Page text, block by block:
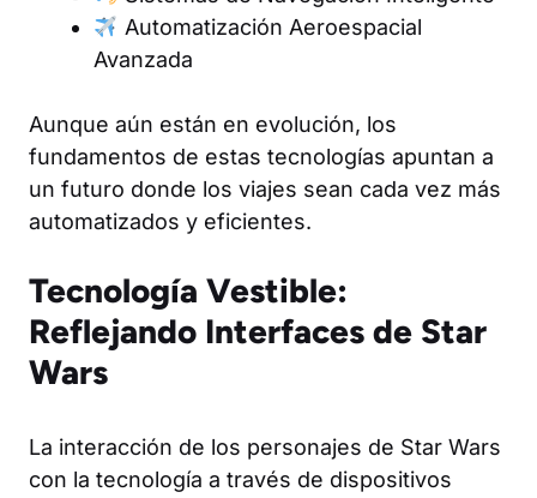
Automatización Aeroespacial
Avanzada
Aunque aún están en evolución, los
fundamentos de estas tecnologías apuntan a
un futuro donde los viajes sean cada vez más
automatizados y eficientes.
Tecnología Vestible:
Reflejando Interfaces de Star
Wars
La interacción de los personajes de Star Wars
con la tecnología a través de dispositivos